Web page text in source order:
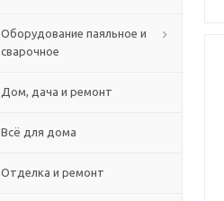
Оборудование паяльное и
сварочное
Дом, дача и ремонт
Всё для дома
Отделка и ремонт